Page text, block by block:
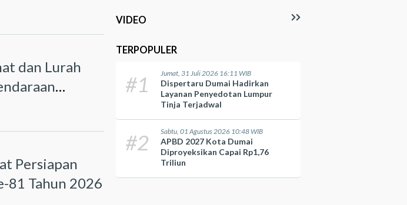
dan Lurah
Persiapan
81 Tahun 2026
VIDEO
TERPOPULER
#1 Jumat, 31 Juli 2026 16:11 WIB
Dispertaru Dumai Hadirkan
Layanan Penyedotan Lumpur
Tinja Terjadwal
#2 Sabtu, 01 Agustus 2026 10:48 WIB
APBD 2027 Kota Dumai
Diproyeksikan Capai Rp1,76
Triliun